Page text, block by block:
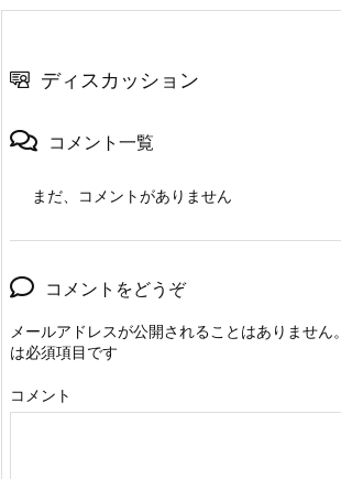
ディスカッション
コメント一覧
まだ、コメントがありません
コメントをどうぞ
メールアドレスが公開されることはありません。
は必須項目です
コメント